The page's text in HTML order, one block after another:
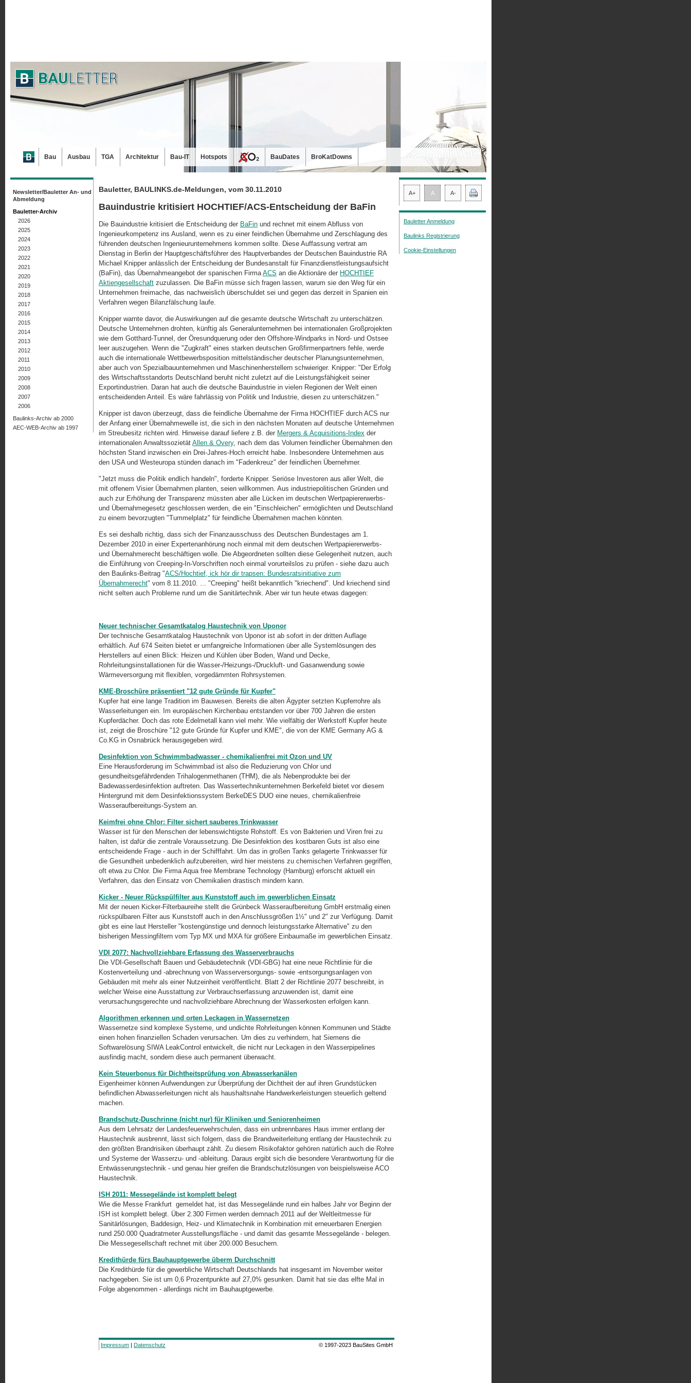
Bauletter, BAULINKS.de-Meldungen, vom 30.11.2010
Bauindustrie kritisiert HOCHTIEF/ACS-Entscheidung der BaFin
Die Bauindustrie kritisiert die Entscheidung der BaFin und rechnet mit einem Abfluss von
Ingenieurkompetenz ins Ausland, wenn es zu einer feindlichen Übernahme und Zerschlagung des
führenden deutschen Ingenieurunternehmens kommen sollte. Diese Auffassung vertrat am
Dienstag in Berlin der Hauptgeschäftsführer des Hauptverbandes der Deutschen Bauindustrie RA
Michael Knipper anlässlich der Entscheidung der Bundesanstalt für Finanzdienstleistungsaufsicht
(BaFin), das Übernahmeangebot der spanischen FirmaACS an die Aktionäre der HOCHTIEF
Aktiengesellschaft zuzulassen. Die BaFin müsse sich fragen lassen, warum sie den Weg für ein
Unternehmen freimache, das nachweislich überschuldet sei und gegen das derzeit in Spanien ein
Verfahren wegen Bilanzfälschung laufe.
Knipper warnte davor, die Auswirkungen auf die gesamte deutsche Wirtschaft zu unterschätzen.
Deutsche Unternehmen drohten, künftig als Generalunternehmen bei internationalen Großprojekten
wie dem Gotthard-Tunnel, der Öresundquerung oder den Offshore-Windparks in Nord- und Ostsee
leer auszugehen. Wenn die "Zugkraft" eines starken deutschen Großfirmenpartners fehle, werde
auch die internationale Wettbewerbsposition mittelständischer deutscher Planungsunternehmen,
aber auch von Spezialbauunternehmen und Maschinenherstellern schwieriger. Knipper: "Der Erfolg
des Wirtschaftsstandorts Deutschland beruht nicht zuletzt auf die Leistungsfähigkeit seiner
Exportindustrien. Daran hat auch die deutsche Bauindustrie in vielen Regionen der Welt einen
entscheidenden Anteil. Es wäre fahrlässig von Politik und Industrie, diesen zu unterschätzen."
Knipper ist davon überzeugt, dass die feindliche Übernahme der Firma HOCHTIEF durch ACS nur
der Anfang einer Übernahmewelle ist, die sich in den nächsten Monaten auf deutsche Unternehmen
im Streubesitz richten wird. Hinweise darauf liefere z.B. der Mergers & Acquisitions-Index der
internationalen Anwaltssozietät Allen & Overy, nach dem das Volumen feindlicher Übernahmen den
höchsten Stand inzwischen ein Drei-Jahres-Hoch erreicht habe. Insbesondere Unternehmen aus
den USA und Westeuropa stünden danach im "Fadenkreuz" der feindlichen Übernehmer.
"Jetzt muss die Politik endlich handeln", forderte Knipper. Seriöse Investoren aus aller Welt, die
mit offenem Visier Übernahmen planten, seien willkommen. Aus industriepolitischen Gründen und
auch zur Erhöhung der Transparenz müssten aber alle Lücken im deutschen Wertpapiererwerbs-
und Übernahmegesetz geschlossen werden, die ein "Einschleichen" ermöglichten und Deutschland
zu einem bevorzugten "Tummelplatz" für feindliche Übernahmen machen könnten.
Es sei deshalb richtig, dass sich der Finanzausschuss des Deutschen Bundestages am 1.
Dezember 2010 in einer Expertenanhörung noch einmal mit dem deutschen Wertpapiererwerbs-
und Übernahmerecht beschäftigen wolle. Die Abgeordneten sollten diese Gelegenheit nutzen, auch
die Einführung von Creeping-In-Vorschriften noch einmal vorurteilslos zu prüfen - siehe dazu auch
den Baulinks-Beitrag "ACS/Hochtief, ick hör dir trapsen: Bundesratsinitiative zum
Übernahmerecht" vom 8.11.2010. ... "Creeping" heißt bekanntlich "kriechend". Und kriechend sind
nicht selten auch Probleme rund um die Sanitärtechnik. Aber wir tun heute etwas dagegen:
Neuer technischer Gesamtkatalog Haustechnik von Uponor
Der technische Gesamtkatalog Haustechnik von Uponor ist ab sofort in der dritten Auflage
erhältlich. Auf 674 Seiten bietet er umfangreiche Informationen über alle Systemlösungen des
Herstellers auf einen Blick: Heizen und Kühlen über Boden, Wand und Decke,
Rohrleitungsinstallationen für die Wasser-/Heizungs-/Druckluft- und Gasanwendung sowie
Wärmeversorgung mit flexiblen, vorgedämmten Rohrsystemen.
KME-Broschüre präsentiert "12 gute Gründe für Kupfer"
Kupfer hat eine lange Tradition im Bauwesen. Bereits die alten Ägypter setzten Kupferrohre als
Wasserleitungen ein. Im europäischen Kirchenbau entstanden vor über 700 Jahren die ersten
Kupferdächer. Doch das rote Edelmetall kann viel mehr. Wie vielfältig der Werkstoff Kupfer heute
ist, zeigt die Broschüre "12 gute Gründe für Kupfer und KME", die von der KME Germany AG &
Co.KG in Osnabrück herausgegeben wird.
Desinfektion von Schwimmbadwasser - chemikalienfrei mit Ozon und UV
Eine Herausforderung im Schwimmbad ist also die Reduzierung von Chlor und
gesundheitsgefährdenden Trihalogenmethanen (THM), die als Nebenprodukte bei der
Badewasserdesinfektion auftreten. Das Wassertechnikunternehmen Berkefeld bietet vor diesem
Hintergrund mit dem Desinfektionssystem BerkeDES DUO eine neues, chemikalienfreie
Wasseraufbereitungs-System an.
Keimfrei ohne Chlor: Filter sichert sauberes Trinkwasser
Wasser ist für den Menschen der lebenswichtigste Rohstoff. Es von Bakterien und Viren frei zu
halten, ist dafür die zentrale Voraussetzung. Die Desinfektion des kostbaren Guts ist also eine
entscheidende Frage - auch in der Schifffahrt. Um das in großen Tanks gelagerte Trinkwasser für
die Gesundheit unbedenklich aufzubereiten, wird hier meistens zu chemischen Verfahren gegriffen,
oft etwa zu Chlor. Die Firma Aqua free Membrane Technology (Hamburg) erforscht aktuell ein
Verfahren, das den Einsatz von Chemikalien drastisch mindern kann.
Kicker - Neuer Rückspülfilter aus Kunststoff auch im gewerblichen Einsatz
Mit der neuen Kicker-Filterbaureihe stellt die Grünbeck Wasseraufbereitung GmbH erstmalig einen
rückspülbaren Filter aus Kunststoff auch in den Anschlussgrößen 1½" und 2" zur Verfügung. Damit
gibt es eine laut Hersteller "kostengünstige und dennoch leistungsstarke Alternative" zu den
bisherigen Messingfiltern vom Typ MX und MXA für größere Einbaumaße im gewerblichen Einsatz.
VDI 2077: Nachvollziehbare Erfassung des Wasserverbrauchs
Die VDI-Gesellschaft Bauen und Gebäudetechnik (VDI-GBG) hat eine neue Richtlinie für die
Kostenverteilung und -abrechnung von Wasserversorgungs- sowie -entsorgungsanlagen von
Gebäuden mit mehr als einer Nutzeinheit veröffentlicht. Blatt 2 der Richtlinie 2077 beschreibt, in
welcher Weise eine Ausstattung zur Verbrauchserfassung anzuwenden ist, damit eine
verursachungsgerechte und nachvollziehbare Abrechnung der Wasserkosten erfolgen kann.
Algorithmen erkennen und orten Leckagen in Wassernetzen
Wassernetze sind komplexe Systeme, und undichte Rohrleitungen können Kommunen und Städte
einen hohen finanziellen Schaden verursachen. Um dies zu verhindern, hat Siemens die
Softwarelösung SIWA LeakControl entwickelt, die nicht nur Leckagen in den Wasserpipelines
ausfindig macht, sondern diese auch permanent überwacht.
Kein Steuerbonus für Dichtheitsprüfung von Abwasserkanälen
Eigenheimer können Aufwendungen zur Überprüfung der Dichtheit der auf ihren Grundstücken
befindlichen Abwasserleitungen nicht als haushaltsnahe Handwerkerleistungen steuerlich geltend
machen.
Brandschutz-Duschrinne (nicht nur) für Kliniken und Seniorenheimen
Aus dem Lehrsatz der Landesfeuerwehrschulen, dass ein unbrennbares Haus immer entlang der
Haustechnik ausbrennt, lässt sich folgern, dass die Brandweiterleitung entlang der Haustechnik zu
den größten Brandrisiken überhaupt zählt. Zu diesem Risikofaktor gehören natürlich auch die Rohre
und Systeme der Wasserzu- und -ableitung. Daraus ergibt sich die besondere Verantwortung für die
Entwässerungstechnik - und genau hier greifen die Brandschutzlösungen von beispielsweise ACO
Haustechnik.
ISH 2011: Messegelände ist komplett belegt
Wie die Messe Frankfurt gemeldet hat, ist das Messegelände rund ein halbes Jahr vor Beginn der
ISH ist komplett belegt. Über 2.300 Firmen werden demnach 2011 auf der Weltleitmesse für
Sanitärlösungen, Baddesign, Heiz- und Klimatechnik in Kombination mit erneuerbaren Energien
rund 250.000 Quadratmeter Ausstellungsfläche - und damit das gesamte Messegelände - belegen.
Die Messegesellschaft rechnet mit über 200.000 Besuchern.
Kredithürde fürs Bauhauptgewerbe überm Durchschnitt
Die Kredithürde für die gewerbliche Wirtschaft Deutschlands hat insgesamt im November weiter
nachgegeben. Sie ist um 0,6 Prozentpunkte auf 27,0% gesunken. Damit hat sie das elfte Mal in
Folge abgenommen - allerdings nicht im Bauhauptgewerbe.
Newsletter/Bauletter An- und
Abmeldung
Bauletter-Archiv
2026
2025
2024
2023
2022
2021
2020
2019
2018
2017
2016
2015
2014
2013
2012
2011
2010
2009
2008
2007
2006
Baulinks-Archiv ab 2000
AEC-WEB-Archiv ab 1997
A+ A A-
Bauletter Anmeldung
Baulinks Registrierung
Cookie-Einstellungen
Impressum | Datenschutz © 1997-2023 BauSites GmbH
Bau Ausbau TGA Architektur Bau-IT Hotspots BauDates BroKatDowns